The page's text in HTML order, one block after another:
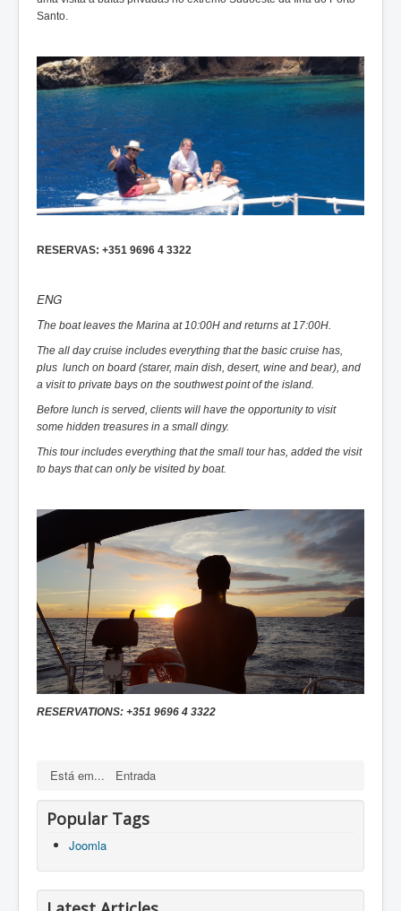
Santo.
RESERVAS: +351 9696 4 3322
ENG
The boat leaves the Marina at 10:00H and returns at 17:00H.
The all day cruise includes everything that the basic cruise has,
plus lunch on board (starer, main dish, desert, wine and bear), and
a visit to private bays on the southwest point of the island.
Before lunch is served, clients will have the opportunityto visit
some hidden treasures in a small dingy.
This tour includes everything that the small tour has, added the visit
to bays that can only be visited by boat.
RESERVATIONS: +351 9696 4 3322
Está em... Entrada
Popular Tags
Joomla